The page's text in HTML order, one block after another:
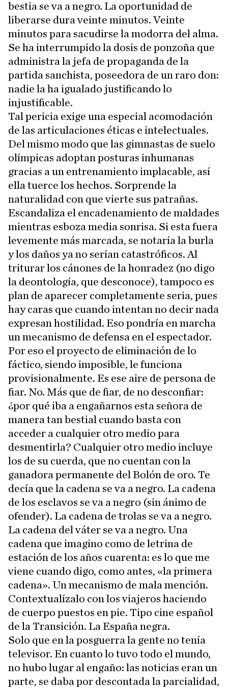
bestia se va a negro. La oportunidad de
liberarse dura veinte minutos. Veinte
minutos para sacudirse la modorra del alma.
Se ha interrumpido la dosis de ponzoña que
administra la jefa de propaganda de la
partida sanchista, poseedora de un raro don:
nadie la ha igualado justificando lo
injustificable.
Tal pericia exige una especial acomodación
de las articulaciones éticas e intelectuales.
Del mismo modo que las gimnastas de suelo
olímpicas adoptan posturas inhumanas
gracias a un entrenamiento implacable, así
ella tuerce los hechos. Sorprende la
naturalidad con que vierte sus patrañas.
Escandaliza el encadenamiento de maldades
mientras esboza media sonrisa. Si esta fuera
levemente más marcada, se notaría la burla
y los daños ya no serían catastróficos. Al
triturar los cánones de la honradez (no digo
la deontología, que desconoce), tampoco es
plan de aparecer completamente seria, pues
hay caras que cuando intentan no decir nada
expresan hostilidad. Eso pondría en marcha
un mecanismo de defensa en el espectador.
Por eso el proyecto de eliminación de lo
fáctico, siendo imposible, le funciona
provisionalmente. Es ese aire de persona de
fiar. No. Más que de fiar, de no desconfiar:
¿por qué iba a engañarnos esta señora de
manera tan bestial cuando basta con
acceder a cualquier otro medio para
desmentirla? Cualquier otro medio incluye
los de su cuerda, que no cuentan con la
ganadora permanente del Bolón de oro. Te
decía que la cadena se va a negro. La cadena
de los esclavos se va a negro (sin ánimo de
ofender). La cadena de trolas se va a negro.
La cadena del váter se va a negro. Una
cadena que imagino como de letrina de
estación de los años cuarenta: es lo que me
viene cuando digo, como antes, «la primera
cadena». Un mecanismo de mala mención.
Contextualízalo con los viajeros haciendo
de cuerpo puestos en pie. Tipo cine español
de la Transición. La España negra.
Solo que en la posguerra la gente no tenía
televisor. En cuanto lo tuvo todo el mundo,
no hubo lugar al engaño: las noticias eran un
parte, se daba por descontada la parcialidad,